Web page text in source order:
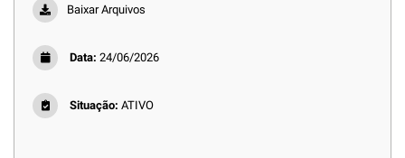
Baixar Arquivos
Data: 24/06/2026
Situação: ATIVO